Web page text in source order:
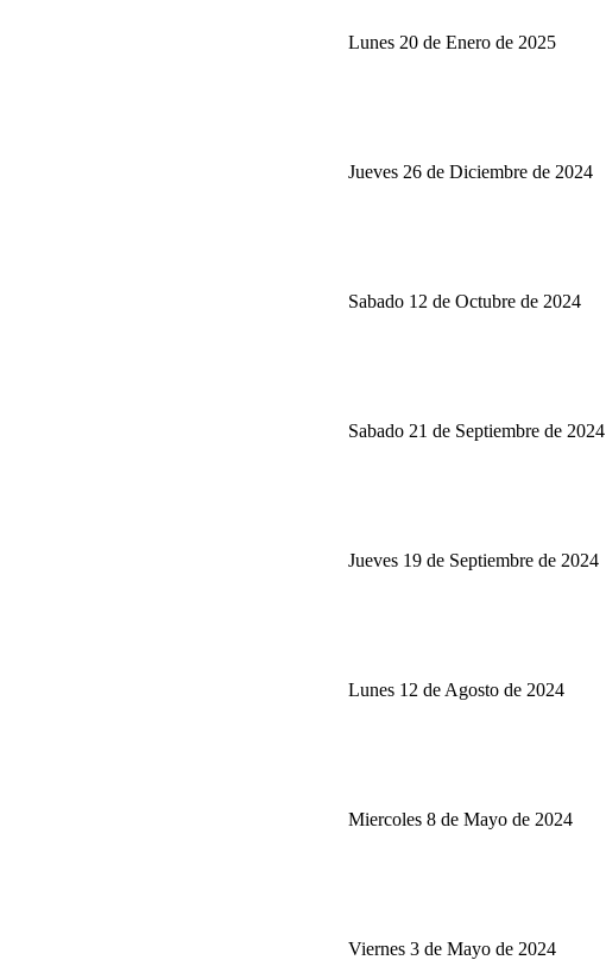
Lunes 20 de Enero de 2025
Jueves 26 de Diciembre de 2024
Sabado 12 de Octubre de 2024
Sabado 21 de Septiembre de 2024
Jueves 19 de Septiembre de 2024
Lunes 12 de Agosto de 2024
Miercoles 8 de Mayo de 2024
Viernes 3 de Mayo de 2024